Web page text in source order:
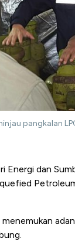
pangkalan
Energi dan